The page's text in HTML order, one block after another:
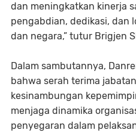
dan meningkatkan kinerja
pengabdian, dedikasi, dan
dan negara,” tutur Brigjen
Dalam sambutannya,
bahwa serah terima
kesinambungan
menjaga dinamika
penyegaran dalam